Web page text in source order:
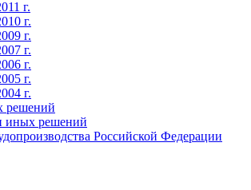
г.
г.
г.
г.
г.
г.
г.
решений
иных решений
Российской Федерации